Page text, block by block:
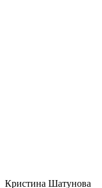
Кристина Шатунова